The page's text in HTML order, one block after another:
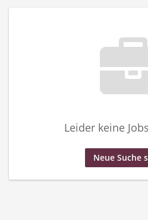
Leider keine
Neue Suche